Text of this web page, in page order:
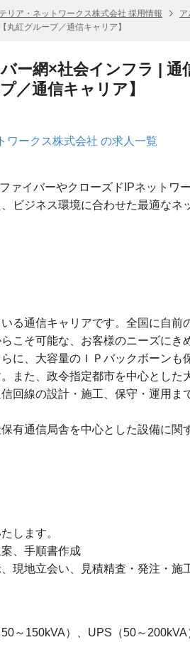
リア・ネットワークス株式会社 採用情報 ア
紅グループ／通信キャリア】
ー網×社会インフラ |
／通信キャリア】
ワークス株式会社 の求人一覧
ァイバーやクローズドIPネットワ
ビジネス環境に合わせた最適なネ
る通信キャリアです。全国に自前
こそ可能な、お客様のニーズにき
に、大容量のＩＰバックボーンも
また、政令指定都市を中心とした
回線の設計・施工、保守・運用ま
有通信局舎を中心とした設備に関
します。
、手順書作成
現地立会い、見積精査・発注・施
～150kVA）、UPS（50～